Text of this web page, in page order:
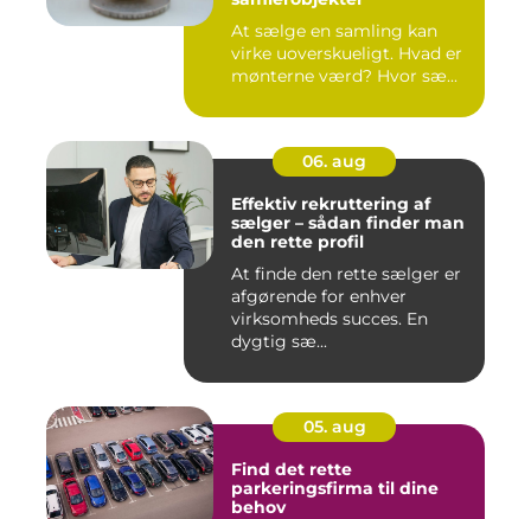
At sælge en samling kan
virke uoverskueligt. Hvad er
mønterne værd? Hvor sæ...
06. aug
Effektiv rekruttering af
sælger – sådan finder man
den rette profil
At finde den rette sælger er
afgørende for enhver
virksomheds succes. En
dygtig sæ...
05. aug
Find det rette
parkeringsfirma til dine
behov